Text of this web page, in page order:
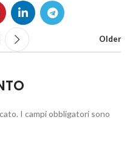
Older
I campi obbligatori sono